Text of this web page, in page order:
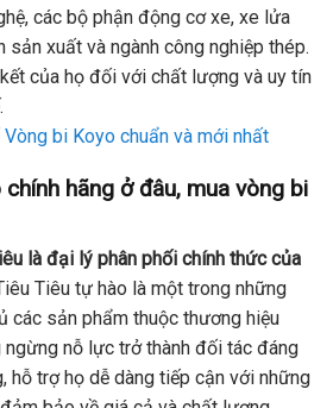
các bộ phận động cơ xe, xe lửa
sản xuất và ngành công nghiệp thép.
của họ đối với chất lượng và uy tín
bi Koyo chuẩn và mới nhất
hãng ở đâu, mua vòng bi
là đại lý phân phối chính thức của
Tiêu tự hào là một trong những
các sản phẩm thuộc thương hiệu
ngừng nỗ lực trở thành đối tác đáng
hỗ trợ họ dễ dàng tiếp cận với những